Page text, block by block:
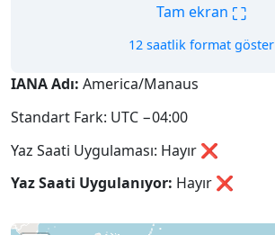
Tam ekran ⛶
12 saatlik format göster
IANA Adı: America/Manaus
Standart Fark: UTC −04:00
Yaz Saati Uygulaması: Hayır ❌
Yaz Saati Uygulanıyor: Hayır ❌